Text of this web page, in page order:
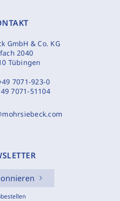
GmbH & Co. KG
2040
Tübingen
7071-923-0
7071-51104